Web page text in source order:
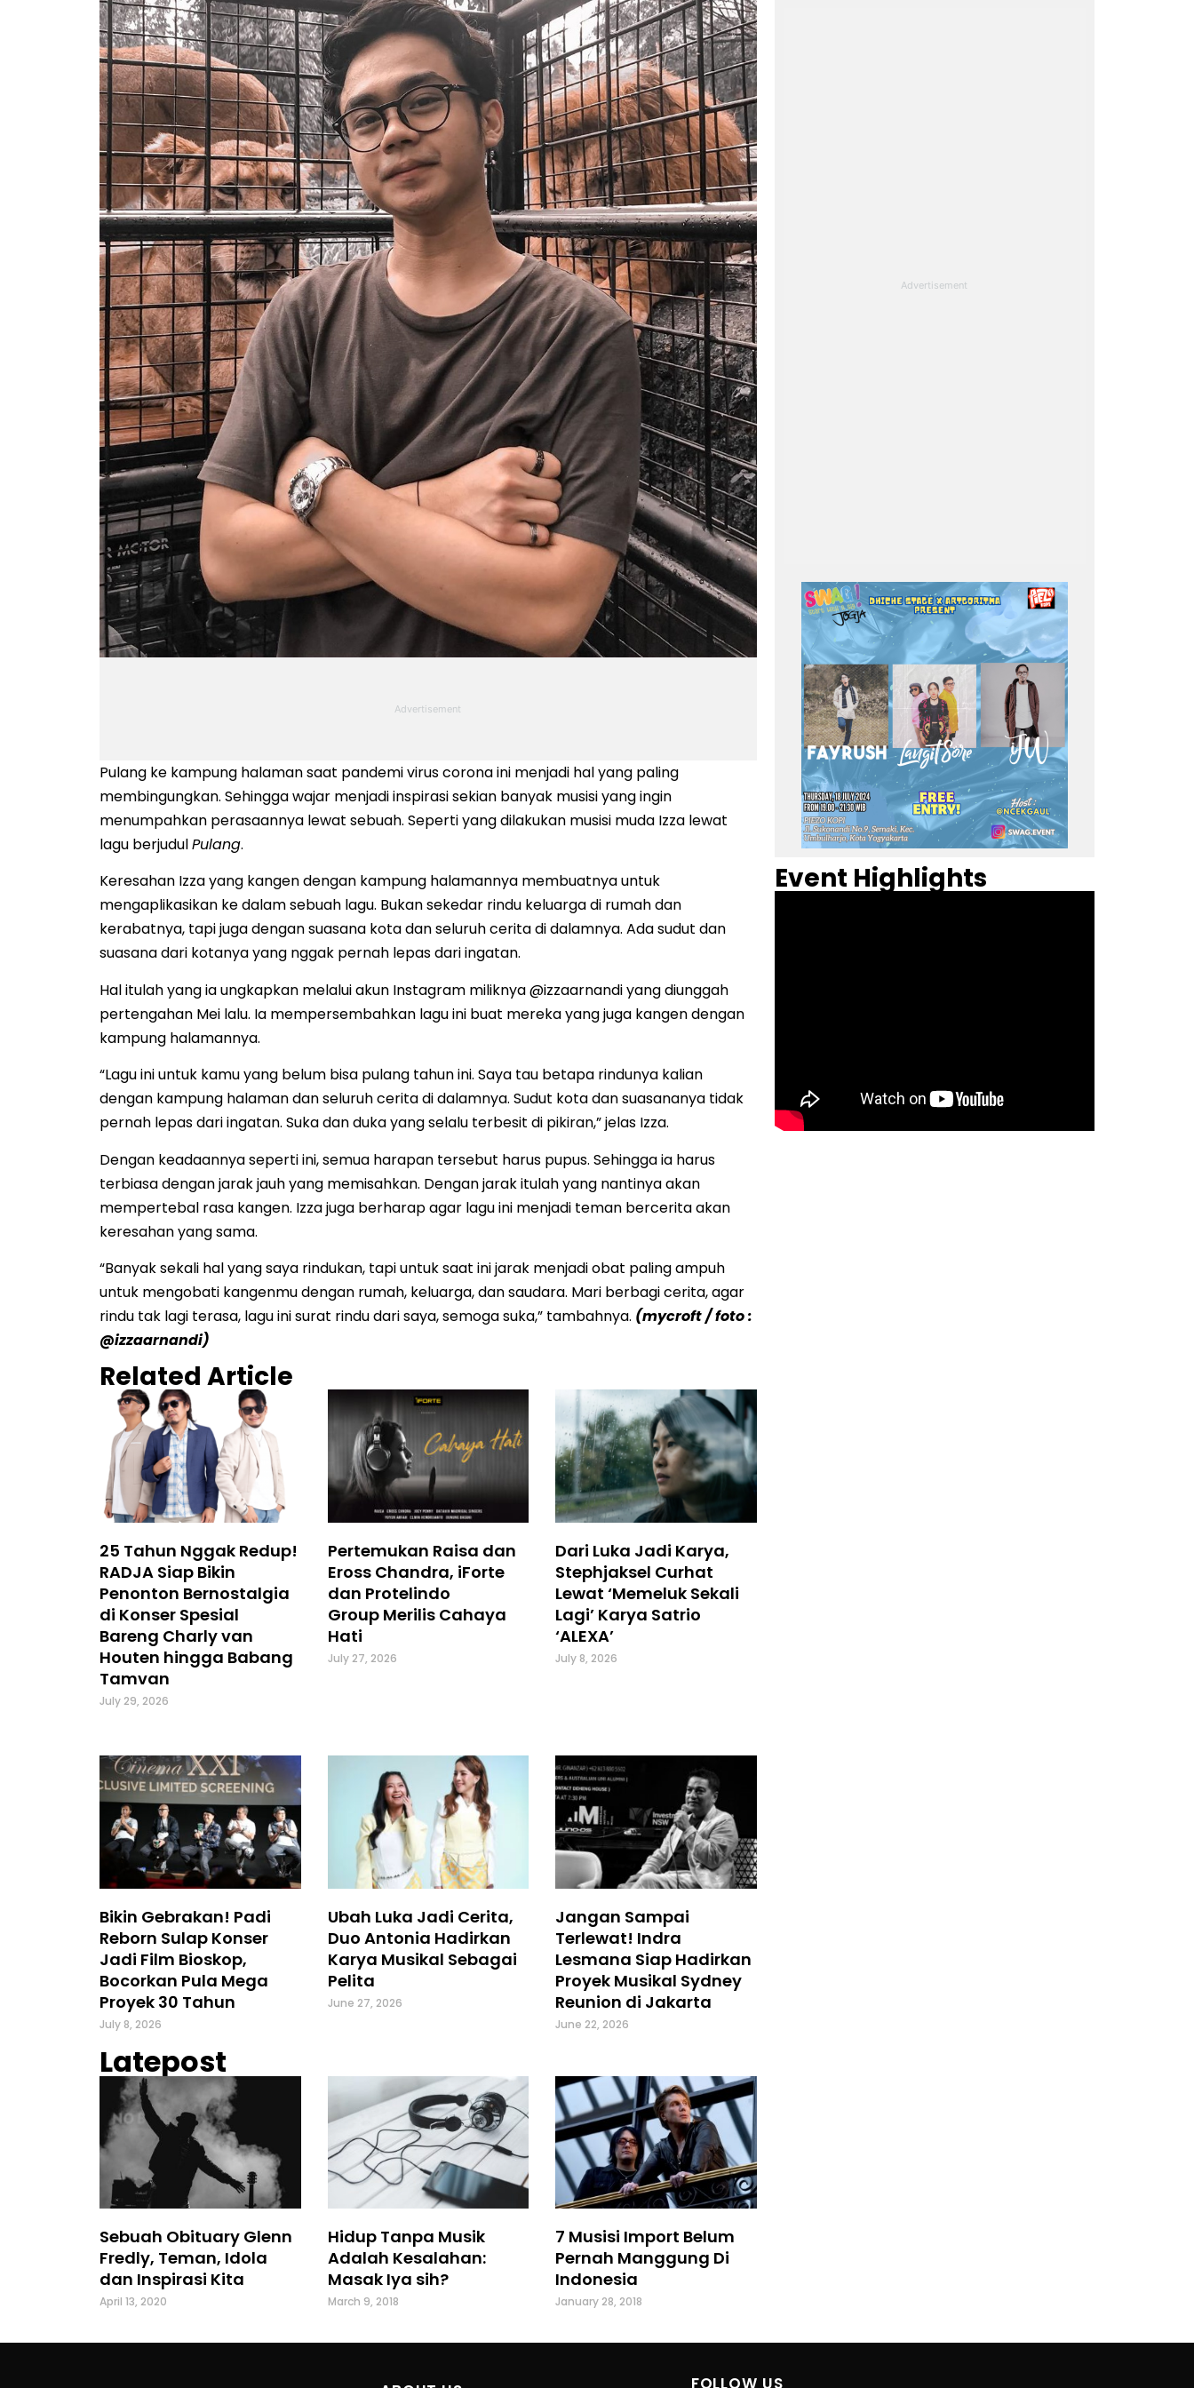
Pulang ke kampung halaman saat pandemi virus corona ini menjadi hal yang paling
membingungkan. Sehingga wajar menjadi inspirasi sekian banyak musisi yang ingin
menumpahkan perasaannya lewat sebuah. Seperti yang dilakukan musisi muda Izza lewat
lagu berjudulPulang.
Keresahan Izza yang kangen dengan kampung halamannya membuatnya untuk
mengaplikasikan ke dalam sebuah lagu. Bukan sekedar rindu keluarga di rumah dan
kerabatnya, tapi juga dengan suasana kota dan seluruh cerita di dalamnya. Ada sudut dan
suasana dari kotanya yang nggak pernah lepas dari ingatan.
Hal itulah yang ia ungkapkan melalui akun Instagram miliknya @izzaarnandi yang diunggah
pertengahan Mei lalu. Ia mempersembahkan lagu ini buat mereka yang juga kangen dengan
kampung halamannya.
“Lagu ini untuk kamu yang belum bisa pulang tahun ini. Saya tau betapa rindunya kalian
dengan kampung halaman dan seluruh cerita di dalamnya. Sudut kota dan suasananya tidak
pernah lepas dari ingatan. Suka dan duka yang selalu terbesit di pikiran,” jelas Izza.
Dengan keadaannya seperti ini, semua harapan tersebut harus pupus. Sehingga ia harus
terbiasa dengan jarak jauh yang memisahkan. Dengan jarak itulah yang nantinya akan
mempertebal rasa kangen. Izza juga berharap agar lagu ini menjadi teman bercerita akan
keresahan yang sama.
“Banyak sekali hal yang saya rindukan, tapi untuk saat ini jarak menjadi obat paling ampuh
untuk mengobati kangenmu dengan rumah, keluarga, dan saudara. Mari berbagi cerita, agar
rindu tak lagi terasa, lagu ini surat rindu dari saya, semoga suka,” tambahnya. (mycroft / foto :
@izzaarnandi)
Related Article
25 Tahun Nggak Redup!
RADJA Siap Bikin
Penonton Bernostalgia
di Konser Spesial
Bareng Charly van
Houten hingga Babang
Tamvan
July 29, 2026
Pertemukan Raisa dan
Eross Chandra, iForte
dan Protelindo
Group Merilis Cahaya
Hati
July 27, 2026
Dari Luka Jadi Karya,
Stephjaksel Curhat
Lewat ‘Memeluk Sekali
Lagi’ Karya Satrio
‘ALEXA’
July 8, 2026
Bikin Gebrakan! Padi
Reborn Sulap Konser
Jadi Film Bioskop,
Bocorkan Pula Mega
Proyek 30 Tahun
July 8, 2026
Ubah Luka Jadi Cerita,
Duo Antonia Hadirkan
Karya Musikal Sebagai
Pelita
June 27, 2026
Jangan Sampai
Terlewat! Indra
Lesmana Siap Hadirkan
Proyek Musikal Sydney
Reunion di Jakarta
June 22, 2026
Latepost
Sebuah Obituary Glenn
Fredly, Teman, Idola
dan Inspirasi Kita
April 13, 2020
Hidup Tanpa Musik
Adalah Kesalahan:
Masak Iya sih?
March 9, 2018
7 Musisi Import Belum
Pernah Manggung Di
Indonesia
January 28, 2018
Event Highlights
FOLLOW US